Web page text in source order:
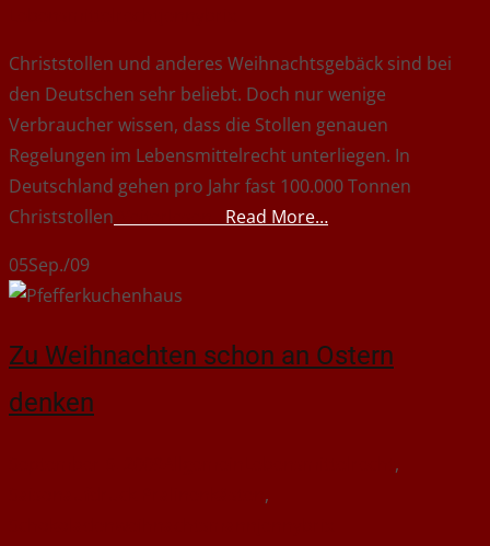
Christstollen und anderes Weihnachtsgebäck sind bei
den Deutschen sehr beliebt. Doch nur wenige
Verbraucher wissen, dass die Stollen genauen
Regelungen im Lebensmittelrecht unterliegen. In
Deutschland gehen pro Jahr fast 100.000 Tonnen
Christstollen
Read More…
05Sep./09
Zu Weihnachten schon an Ostern
denken
,
,